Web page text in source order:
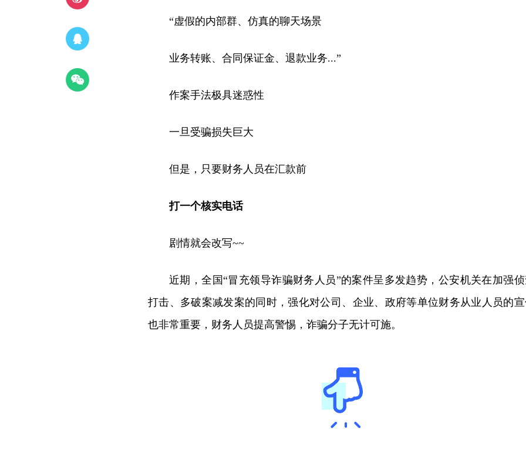
“虚假的内部群、仿真的聊天场景
业务转账、合同保证金、退款业务...”
作案手法极具迷惑性
一旦受骗损失巨大
但是，只要财务人员在汇款前
打一个核实电话
剧情就会改写~~
近期，全国“冒充领导诈骗财务人员”的案件呈多发趋势，公安机关在加强
打击、多破案减发案的同时，强化对公司、企业、政府等单位财务从业人员的
也非常重要，财务人员提高警惕，诈骗分子无计可施。